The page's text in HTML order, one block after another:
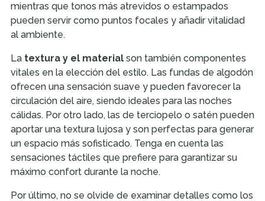
mientras que tonos más atrevidos o estampados
pueden servir como puntos focales y añadir vitalidad
al ambiente.
La textura y el material son también componentes
vitales en la elección del estilo. Las fundas de algodón
ofrecen una sensación suave y pueden favorecer la
circulación del aire, siendo ideales para las noches
cálidas. Por otro lado, las de terciopelo o satén pueden
aportar una textura lujosa y son perfectas para generar
un espacio más sofisticado. Tenga en cuenta las
sensaciones táctiles que prefiere para garantizar su
máximo confort durante la noche.
Por último, no se olvide de examinar detalles como los